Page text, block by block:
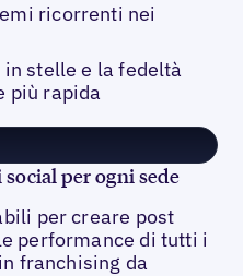
ricorrenti nei
stelle e la fedeltà
più rapida
per ogni sede
per creare post
performance di tutti i
franchising da